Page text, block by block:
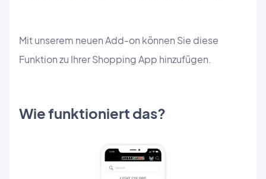
Mit unserem neuen Add-on können Sie diese
Funktion zu Ihrer Shopping App hinzufügen.
Wie funktioniert das?